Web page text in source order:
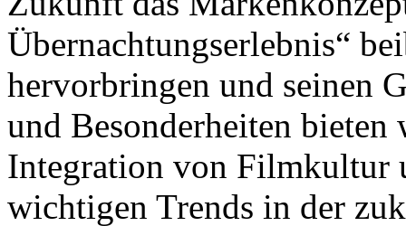
Übernachtungserlebnis“
hervorbringen und seinen
und Besonderheiten
Integration von Filmkultur
wichtigen Trends in der